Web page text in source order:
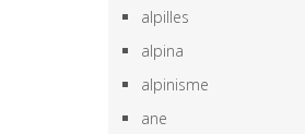
alpilles
alpina
alpinisme
ane